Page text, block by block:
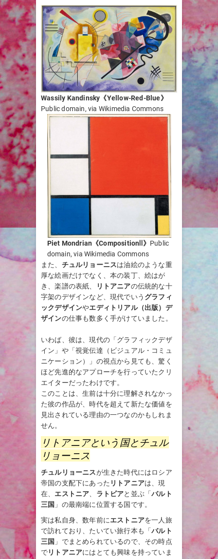
Wassily Kandinsky《Yellow-Red-Blue》
Public domain, via Wikimedia Commons
Piet Mondrian《CompositionⅡ》 Public
domain, via Wikimedia Commons
また、 チュルリョーニスは油絵のような重
厚な絵画だけでなく、本の装丁、絵はが
き、楽譜の表紙、
リトアニアの伝統的な十
字架のデザインなど、現代でいう グラフィ
ックデザインやエディトリアル（出版）デ
ザインの仕事も数多く手がけていました。
いわば、彼は、現代の「グラフィックデザ
イン」や「視覚伝達（ビジュアル・コミュ
ニケーション）」の視点から見ても、驚く
ほど先進的なアプローチを行っていたクリ
エイターだったわけです。
このことは、生前は十分に理解されなかっ
た彼の作品が、時代を超えて新たな価値を
見出されている理由の一つなのかもしれま
せん。
リトアニアという国とチュル
リョーニス
チュルリョーニスが生きた時代にはロシア
帝国の支配下にあった リトアニアは、現
在、 エストニア ラトビアと並ぶ「バルト
三国 」の最南端に位置する国です。
実は私自身、数年前にエストニアを一人旅
で訪れており、たいてい旅行本も「バルト
三国 」でまとめられているので、その時点
でリトアニアにはとても興味を持っていま